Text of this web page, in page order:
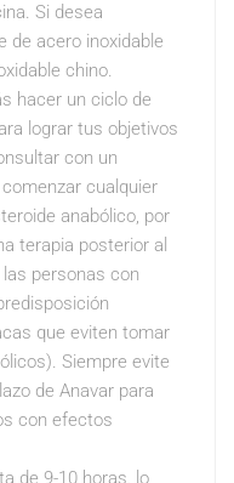
Si desea
de acero inoxidable
chino.
hacer un ciclo de
lograr tus objetivos
con un
cualquier
anabólico, por
terapia posterior al
personas con
que eviten tomar
Siempre evite
de Anavar para
con efectos
de 9-10 horas, lo